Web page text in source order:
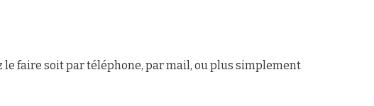
le faire soit par téléphone, par mail, ou plus simplement